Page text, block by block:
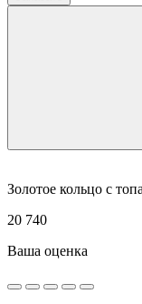
Золотое кольцо с
20 740
Ваша оценка